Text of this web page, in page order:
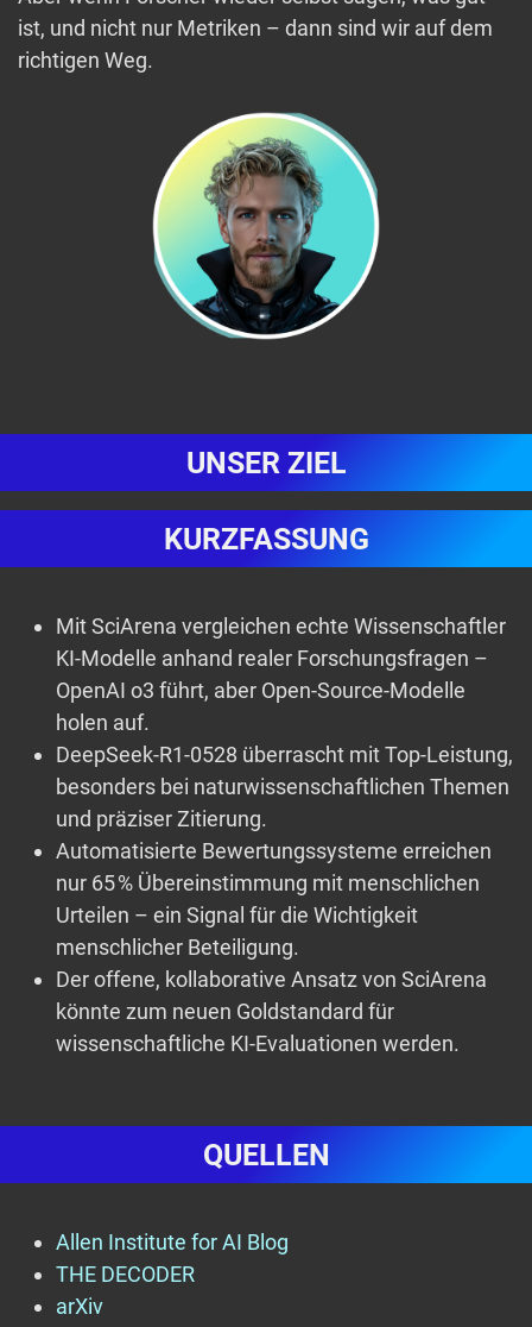
ist, und nicht nur Metriken – dann sind wir auf dem
richtigen Weg.
UNSER ZIEL
KURZFASSUNG
Mit SciArena vergleichen echte Wissenschaftler
KI-Modelle anhand realer Forschungsfragen –
OpenAI o3 führt, aber Open-Source-Modelle
holen auf.
DeepSeek-R1-0528 überrascht mit Top-Leistung,
besonders bei naturwissenschaftlichen Themen
und präziser Zitierung.
Automatisierte Bewertungssysteme erreichen
nur 65 % Übereinstimmung mit menschlichen
Urteilen – ein Signal für die Wichtigkeit
menschlicher Beteiligung.
Der offene, kollaborative Ansatz von SciArena
könnte zum neuen Goldstandard für
wissenschaftliche KI-Evaluationen werden.
QUELLEN
Allen Institute for AI Blog
THE DECODER
arXiv